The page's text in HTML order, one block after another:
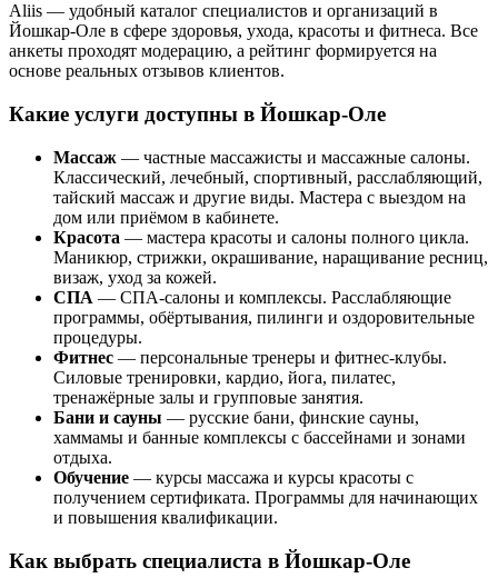
Aliis — удобный каталог специалистов и организаций в
Йошкар-Оле в сфере здоровья, ухода, красоты и фитнеса. Все
анкеты проходят модерацию, а рейтинг формируется на
основе реальных отзывов клиентов.
Какие услуги доступны в Йошкар-Оле
Массаж — частные массажисты и массажные салоны.
Классический, лечебный, спортивный, расслабляющий,
тайский массаж и другие виды. Мастера с выездом на
дом или приёмом в кабинете.
Красота — мастера красоты и салоны полного цикла.
Маникюр, стрижки, окрашивание, наращивание ресниц,
визаж, уход за кожей.
СПА — СПА-салоны и комплексы. Расслабляющие
программы, обёртывания, пилинги и оздоровительные
процедуры.
Фитнес — персональные тренеры и фитнес-клубы.
Силовые тренировки, кардио, йога, пилатес,
тренажёрные залы и групповые занятия.
Бани и сауны — русские бани, финские сауны,
хаммамы и банные комплексы с бассейнами и зонами
отдыха.
Обучение — курсы массажа и курсы красоты с
получением сертификата. Программы для начинающих
и повышения квалификации.
Как выбрать специалиста в Йошкар-Оле